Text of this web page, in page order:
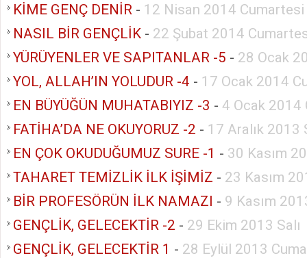
KİME GENÇ DENİR - 12 Nisan 2014 Cumartesi
NASIL BİR GENÇLİK - 22 Şubat 2014
YÜRÜYENLER VE SAPITANLAR -5 - 28 Ocak
YOL, ALLAH’IN YOLUDUR -4 - 17 Ocak 2014
EN BÜYÜĞÜN MUHATABIYIZ -3 - 4 Ocak 2014
FATİHA’DA NE OKUYORUZ -2 - 17 Aralık 2013
EN ÇOK OKUDUĞUMUZ SURE -1 - 30 Kasım
TAHARET TEMİZLİK İLK İŞİMİZ - 23 Kasım
BİR PROFESÖRÜN İLK NAMAZI - 9 Kasım
GENÇLİK, GELECEKTİR -2 - 29 Ekim 2013 Salı
GENÇLİK, GELECEKTİR 1 - 28 Eylül 2013